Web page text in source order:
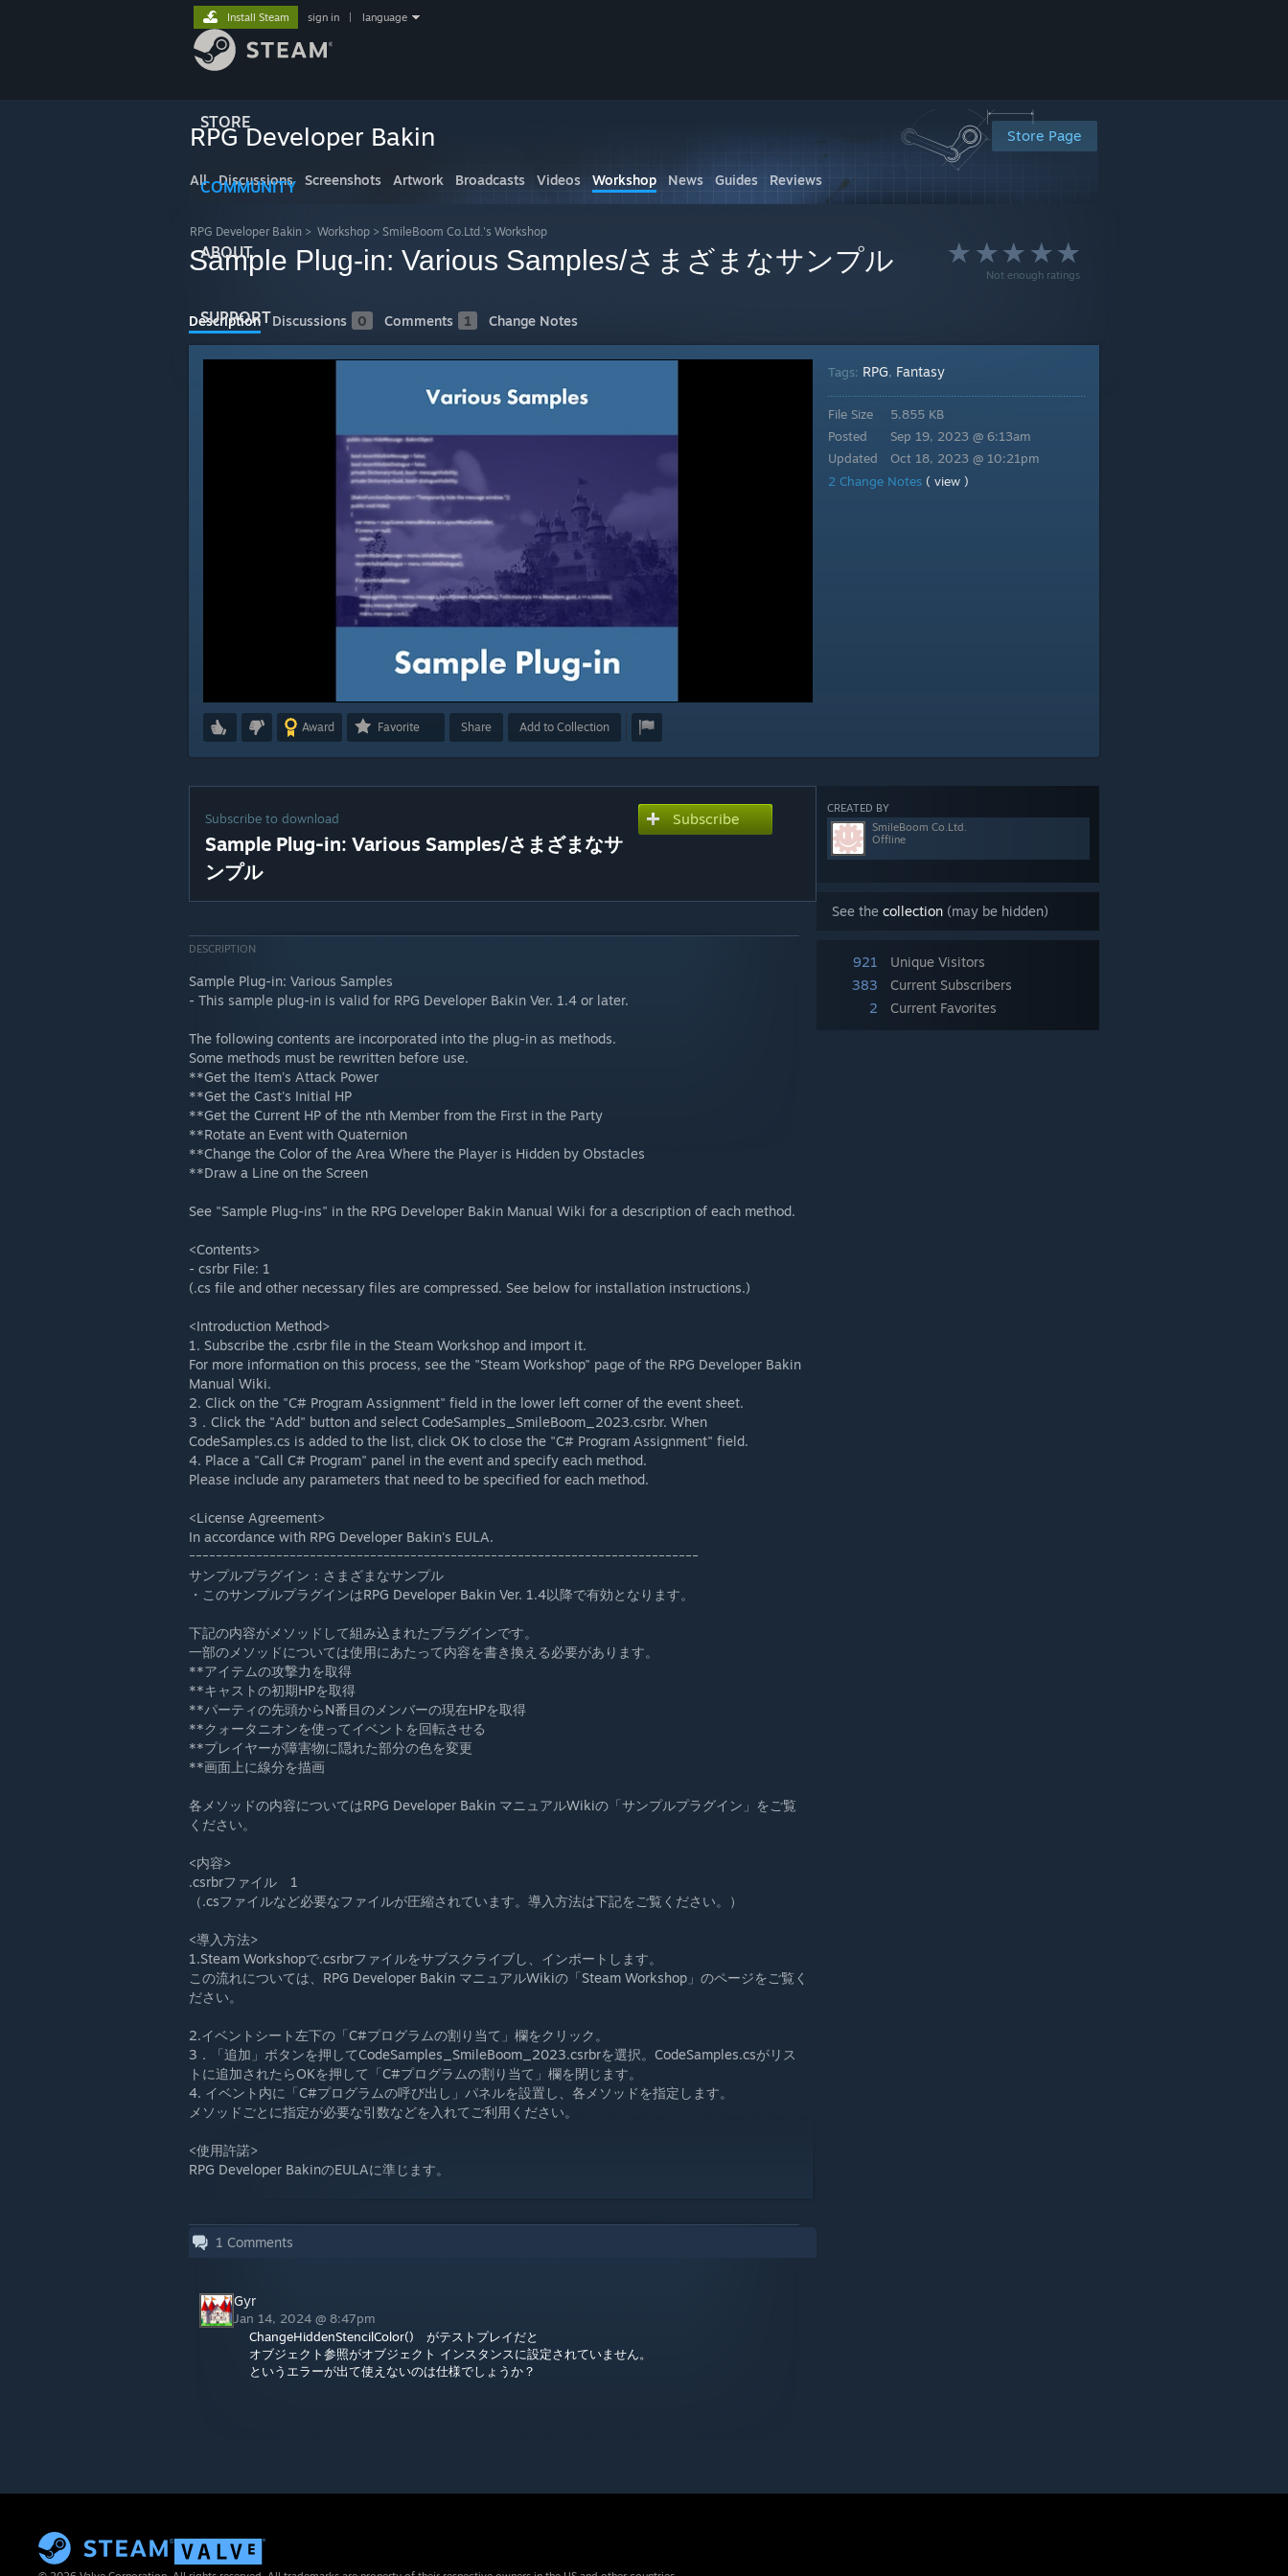
STORE
COMMUNITY
ABOUT
SUPPORT
Install Steam sign in language
Store Page
RPG Developer Bakin
All Discussions Screenshots Artwork Broadcasts Videos Workshop News Guides Reviews
RPG Developer Bakin > Workshop > SmileBoom Co.Ltd.'s Workshop
Not enough ratings
Sample Plug-in: Various Samples/さまざまなサンプル
Description Discussions 0 Comments 1 Change Notes
Award Favorite Share Add to Collection
Tags: RPG, Fantasy
File Size
Posted
Updated
5.855 KB
Sep 19, 2023 @ 6:13am
Oct 18, 2023 @ 10:21pm
2 Change Notes ( view )
CREATED BY
SmileBoom Co.Ltd.
Offline
See the collection (may be hidden)
921
Unique Visitors
383
Current Subscribers
2
Current Favorites
Subscribe to download
Sample Plug-in: Various Samples/さまざまなサ
ンプル
Subscribe
DESCRIPTION
Sample Plug-in: Various Samples
- This sample plug-in is valid for RPG Developer Bakin Ver. 1.4 or later.
The following contents are incorporated into the plug-in as methods.
Some methods must be rewritten before use.
**Get the Item's Attack Power
**Get the Cast's Initial HP
**Get the Current HP of the nth Member from the First in the Party
**Rotate an Event with Quaternion
**Change the Color of the Area Where the Player is Hidden by Obstacles
**Draw a Line on the Screen
See "Sample Plug-ins" in the RPG Developer Bakin Manual Wiki for a description of each method.
<Contents>
- csrbr File: 1
(.cs file and other necessary files are compressed. See below for installation instructions.)
<Introduction Method>
1. Subscribe the .csrbr file in the Steam Workshop and import it.
For more information on this process, see the "Steam Workshop" page of the RPG Developer Bakin
Manual Wiki.
2. Click on the "C# Program Assignment" field in the lower left corner of the event sheet.
3．Click the "Add" button and select CodeSamples_SmileBoom_2023.csrbr. When
CodeSamples.cs is added to the list, click OK to close the "C# Program Assignment" field.
4. Place a "Call C# Program" panel in the event and specify each method.
Please include any parameters that need to be specified for each method.
<License Agreement>
In accordance with RPG Developer Bakin's EULA.
ｰｰｰｰｰｰｰｰｰｰｰｰｰｰｰｰｰｰｰｰｰｰｰｰｰｰｰｰｰｰｰｰｰｰｰｰｰｰｰｰｰｰｰｰｰｰｰｰｰｰｰｰｰｰｰｰｰｰｰｰｰｰｰｰｰｰｰｰｰｰｰｰｰｰｰｰ
サンプルプラグイン：さまざまなサンプル
・このサンプルプラグインはRPG Developer Bakin Ver. 1.4以降で有効となります。
下記の内容がメソッドして組み込まれたプラグインです。
一部のメソッドについては使用にあたって内容を書き換える必要があります。
**アイテムの攻撃力を取得
**キャストの初期HPを取得
**パーティの先頭からN番目のメンバーの現在HPを取得
**クォータニオンを使ってイベントを回転させる
**プレイヤーが障害物に隠れた部分の色を変更
**画面上に線分を描画
各メソッドの内容についてはRPG Developer Bakin マニュアルWikiの「サンプルプラグイン」をご覧
ください。
<内容>
.csrbrファイル 1
（.csファイルなど必要なファイルが圧縮されています。導入方法は下記をご覧ください。）
<導入方法>
1.Steam Workshopで.csrbrファイルをサブスクライブし、インポートします。
この流れについては、RPG Developer Bakin マニュアルWikiの「Steam Workshop」のページをご覧く
ださい。
2.イベントシート左下の「C#プログラムの割り当て」欄をクリック。
3．「追加」ボタンを押してCodeSamples_SmileBoom_2023.csrbrを選択。CodeSamples.csがリス
トに追加されたらOKを押して「C#プログラムの割り当て」欄を閉じます。
4. イベント内に「C#プログラムの呼び出し」パネルを設置し、各メソッドを指定します。
メソッドごとに指定が必要な引数などを入れてご利用ください。
<使用許諾>
RPG Developer BakinのEULAに準じます。
1 Comments
Gyr
Jan 14, 2024 @ 8:47pm
ChangeHiddenStencilColor() がテストプレイだと
オブジェクト参照がオブジェクト インスタンスに設定されていません。
というエラーが出て使えないのは仕様でしょうか？